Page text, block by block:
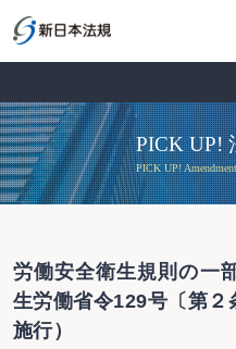
PICK UP!
PICK UP!
労働安全衛生規則の一
生労働省令129号〔第
施行）